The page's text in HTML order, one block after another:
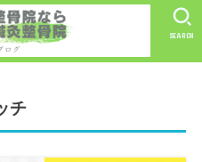
SEARCH
チ